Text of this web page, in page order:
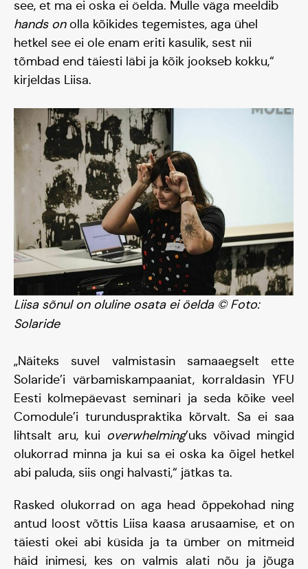
see, et ma ei oska ei öelda. Mulle väga meeldib
hands onolla kõikides tegemistes, aga ühel
hetkel see ei ole enam eriti kasulik, sest nii
tõmbad end täiesti läbi ja kõik jookseb kokku,“
kirjeldas Liisa.
Liisa sõnul on oluline osata ei öelda © Foto:
Solaride
„Näiteks suvel valmistasin samaaegselt ette
Solaride’i värbamiskampaaniat, korraldasin YFU
Eesti kolmepäevast seminari ja seda kõike veel
Comodule’i turunduspraktika kõrvalt. Sa ei saa
lihtsalt aru, kui overwhelming’uks võivad mingid
olukorrad minna ja kui sa ei oska ka õigel hetkel
abi paluda, siis ongi halvasti,“ jätkas ta.
Rasked olukorrad on aga head õppekohad ning
antud loost võttis Liisa kaasa arusaamise, et on
täiesti okei abi küsida ja ta ümber on mitmeid
häid inimesi, kes on valmis alati nõu ja jõuga